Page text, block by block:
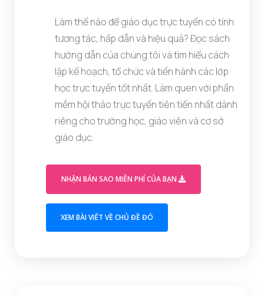
Làm thế nào để giáo dục trực tuyến có tính
tương tác, hấp dẫn và hiệu quả? Đọc sách
hướng dẫn của chúng tôi và tìm hiểu cách
lập kế hoạch, tổ chức và tiến hành các lớp
học trực tuyến tốt nhất. Làm quen với phần
mềm hội thảo trực tuyến tiên tiến nhất dành
riêng cho trường học, giáo viên và cơ sở
giáo dục.
NHẬN BẢN SAO MIỄN PHÍ CỦA BẠN
XEM BÀI VIẾT VỀ CHỦ ĐỀ ĐÓ